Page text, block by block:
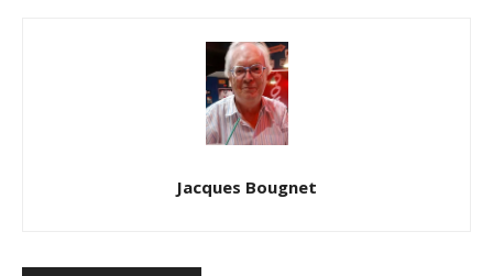
Jacques Bougnet